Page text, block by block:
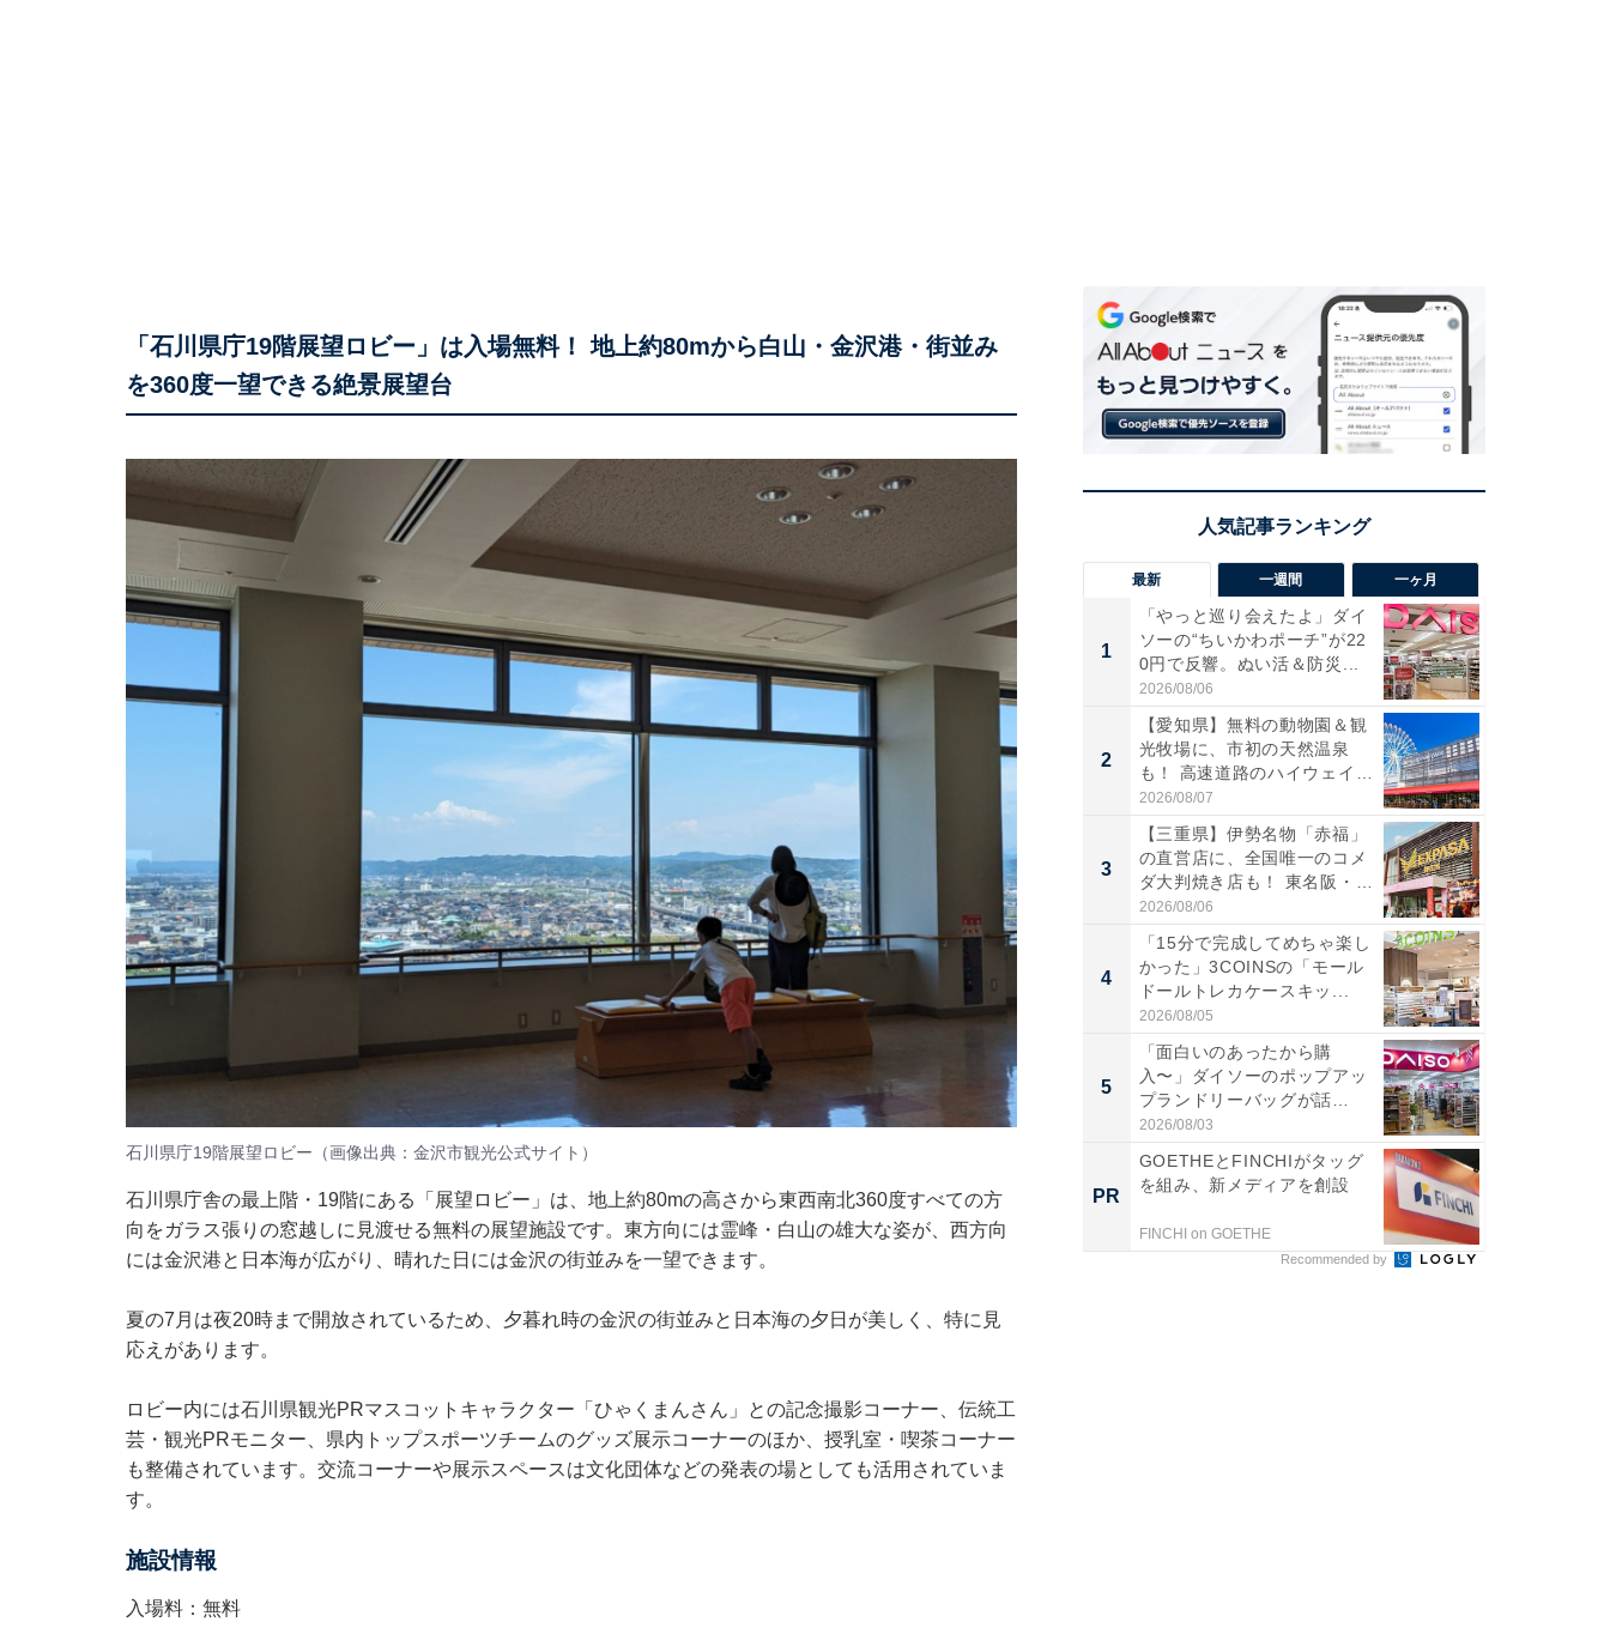
「石川県庁19階展望ロビー」は入場無料！ 地上約80mから白山・金沢港・街並み
を360度一望できる絶景展望台
石川県庁19階展望ロビー（画像出典：金沢市観光公式サイト）
石川県庁舎の最上階・19階にある「展望ロビー」は、地上約80mの高さから東西南北360度すべての方
向をガラス張りの窓越しに見渡せる無料の展望施設です。東方向には霊峰・白山の雄大な姿が、西方向
には金沢港と日本海が広がり、晴れた日には金沢の街並みを一望できます。
夏の7月は夜20時まで開放されているため、夕暮れ時の金沢の街並みと日本海の夕日が美しく、特に見
応えがあります。
ロビー内には石川県観光PRマスコットキャラクター「ひゃくまんさん」との記念撮影コーナー、伝統工
芸・観光PRモニター、県内トップスポーツチームのグッズ展示コーナーのほか、授乳室・喫茶コーナー
も整備されています。交流コーナーや展示スペースは文化団体などの発表の場としても活用されていま
す。
施設情報
入場料：無料
最新 一週間 一ヶ月
1
「やっと巡り会えたよ」ダイ
ソーの“ちいかわポーチ”が22
0円で反響。ぬい活＆防災...
2026/08/06
2
【愛知県】無料の動物園＆観
光牧場に、市初の天然温泉
も！ 高速道路のハイウェイオ
ア...
2026/08/07
3
【三重県】伊勢名物「赤福」
の直営店に、全国唯一のコメ
ダ大判焼き店も！ 東名阪・
伊...
2026/08/06
4
「15分で完成してめちゃ楽し
かった」3COINSの「モール
ドールトレカケースキッ...
2026/08/05
5
「面白いのあったから購
入〜」ダイソーのポップアッ
プランドリーバッグが話
題。“さま...
2026/08/03
PR
GOETHEとFINCHIがタッグ
を組み、新メディアを創設
FINCHI on GOETHE
Recommended by